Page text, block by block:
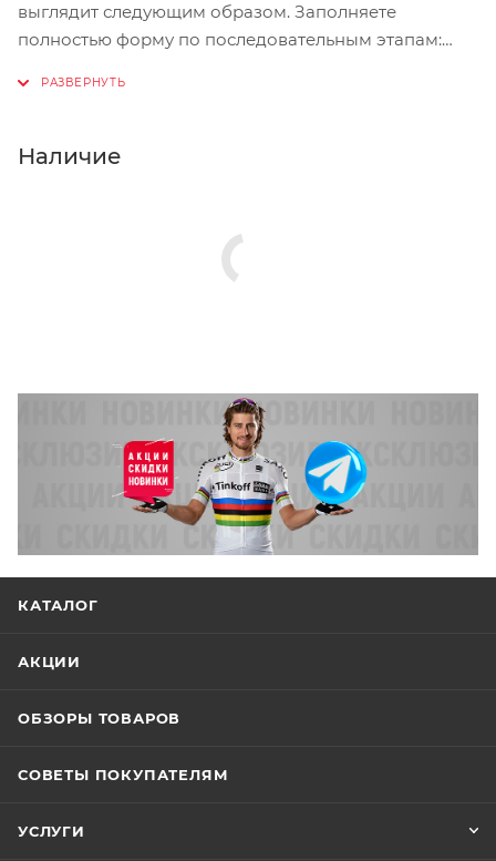
выглядит следующим образом. Заполняете
полностью форму по последовательным этапам:
Нажмите кнопку «Оформить заказ».
Наличие
КАТАЛОГ
АКЦИИ
ОБЗОРЫ ТОВАРОВ
СОВЕТЫ ПОКУПАТЕЛЯМ
УСЛУГИ